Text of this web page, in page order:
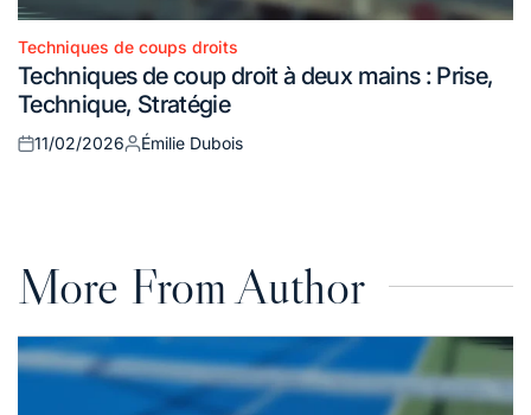
Posted
in
Techniques de coups droits
Techniques de coup droit à deux mains : Prise,
Technique, Stratégie
Posted
11/02/2026
Posted
Émilie Dubois
More From Author